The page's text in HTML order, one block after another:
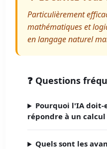
Particulièrement
mathématiques et
en langage naturel
❓ Questions
Pourquoi l'IA doit-
répondre à un calcul
Quels sont les